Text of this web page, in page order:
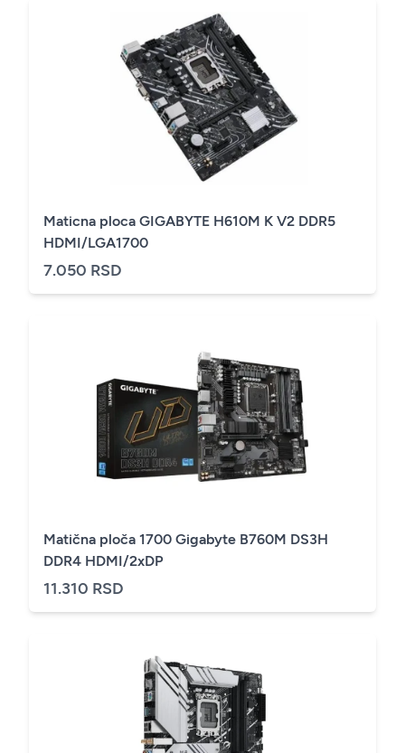
Maticna ploca GIGABYTE H610M K V2 DDR5
HDMI/LGA1700
7.050 RSD
Matična ploča 1700 Gigabyte B760M DS3H
DDR4 HDMI/2xDP
11.310 RSD